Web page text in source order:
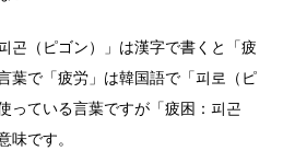
곤（ピゴン）」は漢字で書くと「疲
葉で「疲労」は韓国語で「피로（ピ
っている言葉ですが「疲困：피곤
味です。